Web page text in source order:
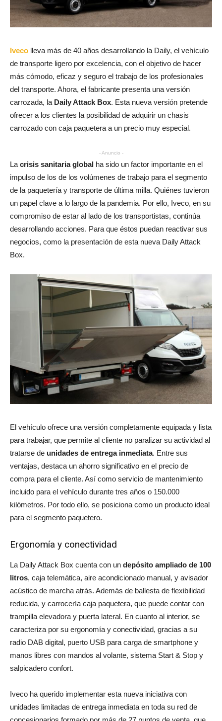
Iveco lleva más de 40 años desarrollando la Daily, el vehículo
de transporte ligero por excelencia, con el objetivo de hacer
más cómodo, eficaz y seguro el trabajo de los profesionales
del transporte. Ahora, el fabricante presenta una versión
carrozada, la Daily Attack Box. Esta nueva versión pretende
ofrecer a los clientes la posibilidad de adquirir un chasis
carrozado con caja paquetera a un precio muy especial.
- Anuncio -
La crisis sanitaria global ha sido un factor importante en el
impulso de los de los volúmenes de trabajo para el segmento
de la paquetería y transporte de última milla. Quiénes tuvieron
un papel clave a lo largo de la pandemia. Por ello, Iveco, en su
compromiso de estar al lado de los transportistas, continúa
desarrollando acciones. Para que éstos puedan reactivar sus
negocios, como la presentación de esta nueva Daily Attack
Box.
El vehículo ofrece una versión completamente equipada y lista
para trabajar, que permite al cliente no paralizar su actividad al
tratarse de unidades de entrega inmediata. Entre sus
ventajas, destaca un ahorro significativo en el precio de
compra para el cliente. Así como servicio de mantenimiento
incluido para el vehículo durante tres años o 150.000
kilómetros. Por todo ello, se posiciona como un producto ideal
para el segmento paquetero.
Ergonomía y conectividad
La Daily Attack Box cuenta con un depósito ampliado de 100
litros, caja telemática, aire acondicionado manual, y avisador
acústico de marcha atrás. Además de ballesta de flexibilidad
reducida, y carrocería caja paquetera, que puede contar con
trampilla elevadora y puerta lateral. En cuanto al interior, se
caracteriza por su ergonomía y conectividad, gracias a su
radio DAB digital, puerto USB para carga de smartphone y
manos libres con mandos al volante, sistema Start & Stop y
salpicadero confort.
Iveco ha querido implementar esta nueva iniciativa con
unidades limitadas de entrega inmediata en toda su red de